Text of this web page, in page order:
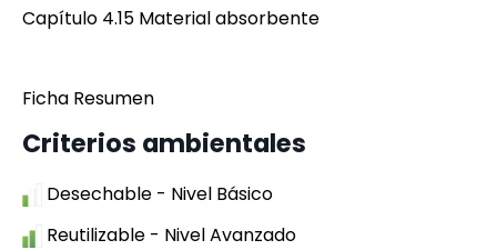
Capítulo 4.15 Material absorbente
Ficha Resumen
Criterios ambientales
Desechable - Nivel Básico
Reutilizable - Nivel Avanzado